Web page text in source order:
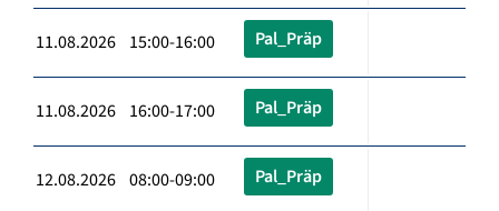
11.08.2026 15:00-16:00 Pal_Präp
11.08.2026 16:00-17:00 Pal_Präp
12.08.2026 08:00-09:00 Pal_Präp